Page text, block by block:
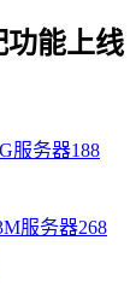
功能上线
服务器188
服务器268